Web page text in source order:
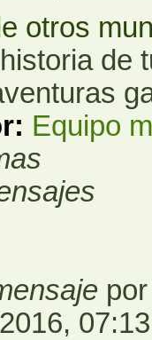
otros
de
Equipo
07:13